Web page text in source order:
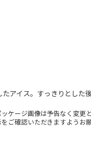
アイス。すっきりとした
ージ画像は予告なく変更
ご確認いただきますようお願